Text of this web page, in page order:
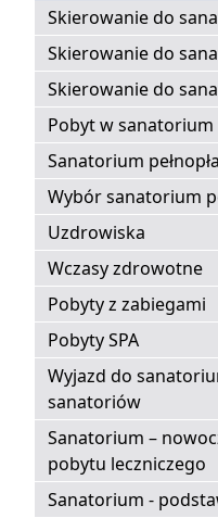
Skierowanie do
Skierowanie do
Skierowanie do
Pobyt w sanatorium
Sanatorium
Wybór sanatorium
Uzdrowiska
Wczasy zdrowotne
Pobyty z zabiegami
Pobyty SPA
Wyjazd do
sanatoriów
Sanatorium –
pobytu leczniczego
Sanatorium -